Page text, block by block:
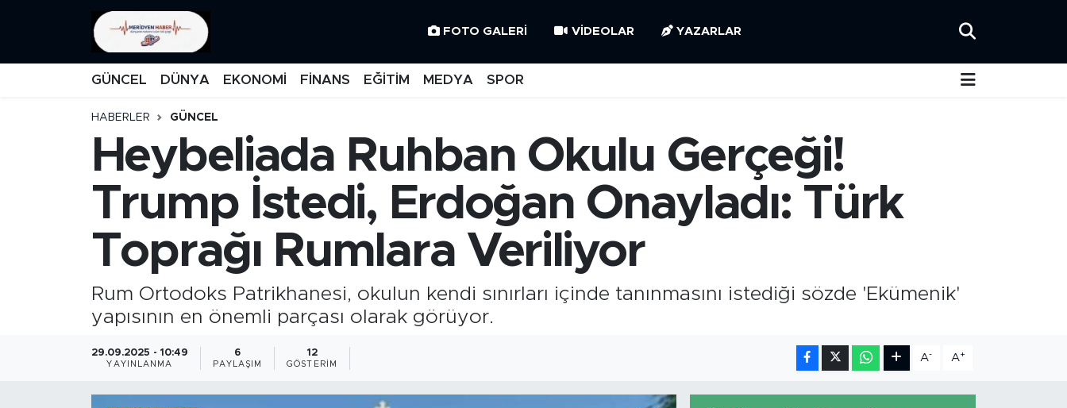
FOTO GALERI VIDEOLAR YAZARLAR
GÜNCEL DÜNYA EKONOMİ FİNANS EĞİTİM MEDYA SPOR
HABERLER GÜNCEL
Heybeliada Ruhban Okulu Gerçeği!
Trump İstedi, Erdoğan Onayladı: Türk
Toprağı Rumlara Veriliyor
Rum Ortodoks Patrikhanesi, okulun kendi sınırları içinde tanınmasını istediği sözde 'Ekümenik'
yapısının en önemli parçası olarak görüyor.
29.09.2025 - 10:49
YAYINLANMA
6
PAYLAŞIM
12
GÖSTERIM
A- A+
MANŞET
GÜNCEL
İstanbul Namaz Vakitleri
Süper Lig Puan Durumu ve Fikstür
Tüm Manşetler
Son Dakika Haberleri